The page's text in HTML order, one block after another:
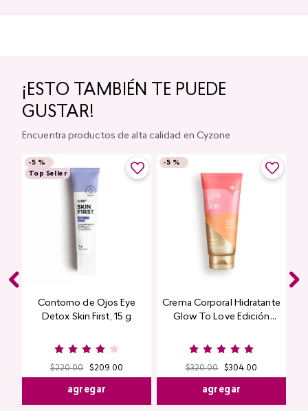
¡ESTO TAMBIÉN TE PUEDE
GUSTAR!
Encuentra productos de alta calidad en Cyzone
-5 %
Top Seller
Contorno de Ojos Eye
Detox Skin First, 15 g
$220.00 $209.00
agregar
-5 %
Crema Corporal Hidratante
Glow To Love Edición
$320.00 $304.00
agregar